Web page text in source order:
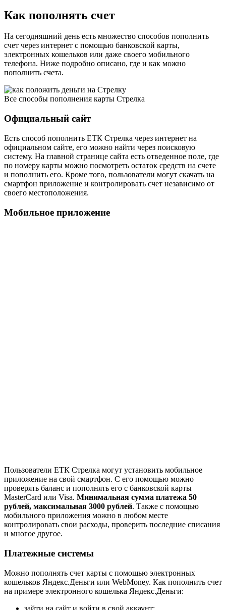
Как пополнять счет
На сегодняшний день есть множество способов пополнить
счет через интернет с помощью банковской карты,
электронных кошельков или даже своего мобильного
телефона. Ниже подробно описано, где и как можно
пополнить счета.
Все способы пополнения карты Стрелка
Официальный сайт
Есть способ пополнить ЕТК Стрелка через интернет на
официальном сайте, его можно найти через поисковую
систему. На главной странице сайта есть отведенное поле, где
по номеру карты можно посмотреть остаток средств на счете
и пополнить его. Кроме того, пользователи могут скачать на
смартфон приложение и контролировать счет независимо от
своего местоположения.
Мобильное приложение
Пользователи ЕТК Стрелка могут установить мобильное
приложение на свой смартфон. С его помощью можно
проверять баланс и пополнять его с банковской карты
MasterCard или Visa. Минимальная сумма платежа 50
рублей, максимальная 3000 рублей. Также с помощью
мобильного приложения можно в любом месте
контролировать свои расходы, проверить последние списания
и многое другое.
Платежные системы
Можно пополнять счет карты с помощью электронных
кошельков Яндекс.Деньги или WebMoney. Как пополнить счет
на примере электронного кошелька Яндекс.Деньги:
зайти на сайт и войти в свой аккаунт;